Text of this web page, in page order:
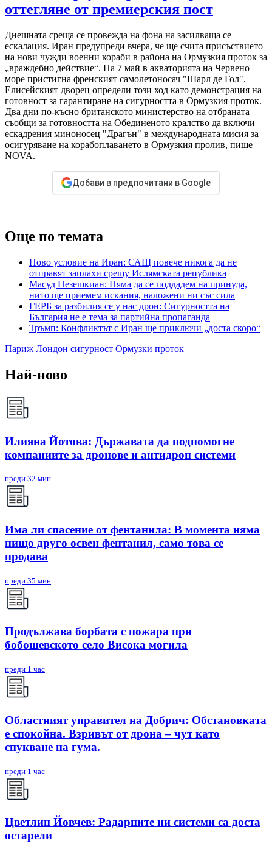
оттегляне от премиерския пост
Днешната среща се провежда на фона на засилваща се
ескалация. Иран предупреди вчера, че ще счита присъствието
на нови чужди военни кораби в района на Ормузкия проток за
„враждебно действие“. На 7 май в акваторията на Червено
море пристигна френският самолетоносач "Шарл де Гол".
Елисейският дворец определи този ход като демонстрация на
готовност за гарантиране на сигурността в Ормузкия проток.
Два дни по-късно британското министерство на отбраната
съобщи за готовността на Обединеното кралство да включи
ескадрения миноносец "Драгън" в международната мисия за
осигуряване на корабоплаването в Ормузкия пролив, пише
NOVA.
Добави в предпочитани в Google
Още по темата
Ново условие на Иран: САЩ повече никога да не
отправят заплахи срещу Ислямската република
Масуд Пезешкиан: Няма да се поддадем на принуда,
нито ще приемем искания, наложени ни със сила
ГЕРБ за разбилия се у нас дрон: Сигурността на
България не е тема за партийна пропаганда
Тръмп: Конфликтът с Иран ще приключи „доста скоро“
Париж Лондон сигурност Ормузки проток
Най-ново
Илияна Йотова: Държавата да подпомогне
компаниите за дронове и антидрон системи
преди 32 мин
Има ли спасение от фентанила: В момента няма
нищо друго освен фентанил, само това се
продава
преди 35 мин
Продължава борбата с пожара при
бобошевското село Висока могила
преди 1 час
Областният управител на Добрич: Обстановката
е спокойна. Взривът от дрона – чут като
спукване на гума.
преди 1 час
Цветлин Йовчев: Радарните ни системи са доста
остарели